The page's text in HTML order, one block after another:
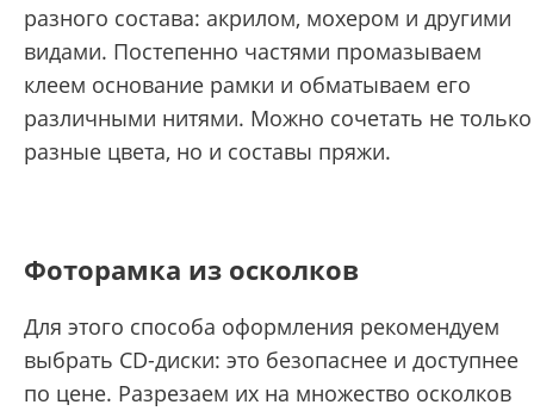
разного состава: акрилом, мохером и другими
видами. Постепенно частями промазываем
клеем основание рамки и обматываем его
различными нитями. Можно сочетать не только
разные цвета, но и составы пряжи.
Фоторамка из осколков
Для этого способа оформления рекомендуем
выбрать CD-диски: это безопаснее и доступнее
по цене. Разрезаем их на множество осколков